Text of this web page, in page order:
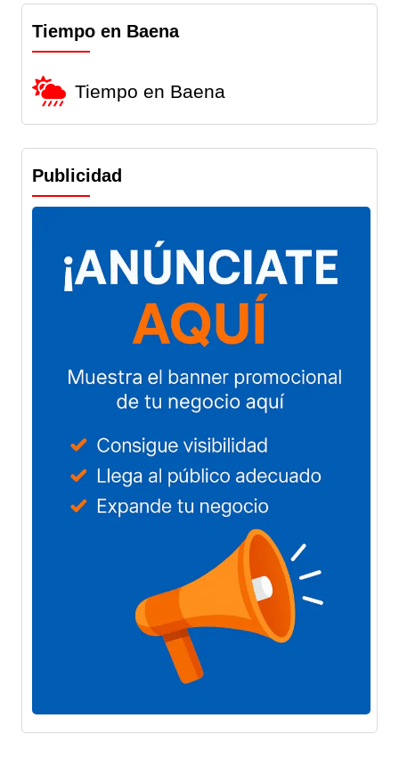
Tiempo en Baena
Tiempo en Baena
Publicidad